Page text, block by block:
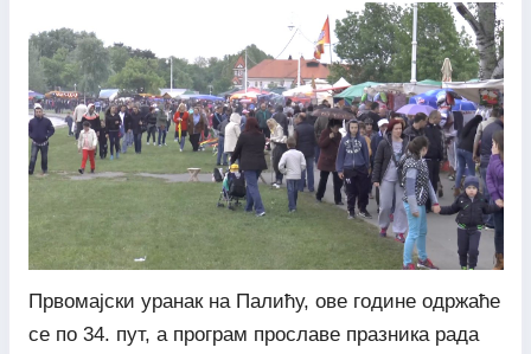
Првомајски уранак на Палићу, ове године одржаће
се по 34. пут, а програм прославе празника рада